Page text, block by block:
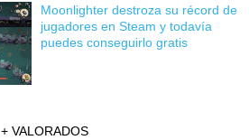
Moonlighter destroza su récord de
jugadores en Steam y todavía
puedes conseguirlo gratis
+ VALORADOS